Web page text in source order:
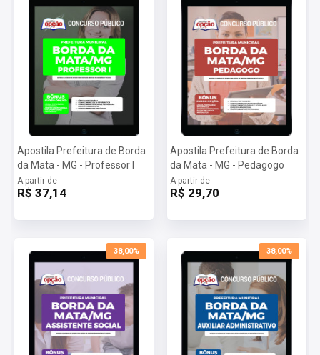
Organizadora:BRB Consultoria
Apostila Prefeitura de Borda
da Mata - MG - Professor I
A partir de
R$ 37,14
Apostila Prefeitura de Borda
da Mata - MG - Pedagogo
A partir de
R$ 29,70
38,00% 38,00%